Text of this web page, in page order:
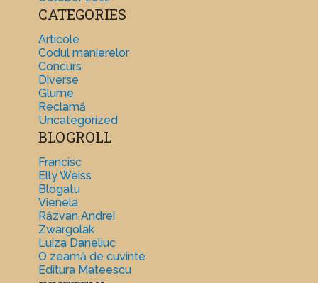
CATEGORIES
Articole
Codul manierelor
Concurs
Diverse
Glume
Reclamă
Uncategorized
BLOGROLL
Francisc
Elly Weiss
Blogatu
Vienela
Răzvan Andrei
Zwargolak
Luiza Daneliuc
O zeamă de cuvinte
Editura Mateescu